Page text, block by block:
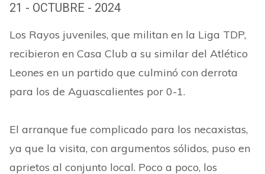
21 - OCTUBRE - 2024
Los Rayos juveniles, que militan en la Liga TDP,
recibieron en Casa Club a su similar del Atlético
Leones en un partido que culminó con derrota
para los de Aguascalientes por 0-1.
El arranque fue complicado para los necaxistas,
ya que la visita, con argumentos sólidos, puso en
aprietos al conjunto local. Poco a poco, los